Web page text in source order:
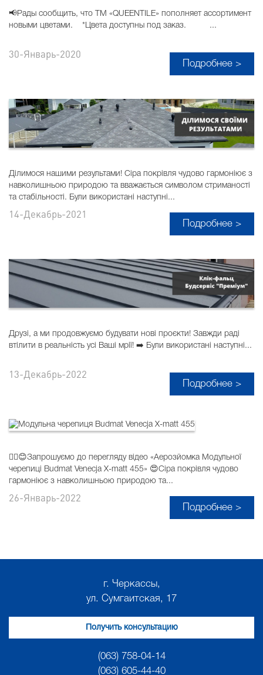
📢Рады сообщить, что ТМ «QUEENTILE» пополняет ассортимент
новыми цветами. *Цвета доступны под заказ. ...
30-Январь-2020
Подробнее >
Ділимося нашими результами! Сіра покрівля чудово гармоніює з
навколишньою природою та вважається символом стриманості
та стабільності. Були використані наступні...
14-Декабрь-2021
Подробнее >
Друзі, а ми продовжуємо будувати нові проєкти! Завжди раді
втілити в реальність усі Ваші мрії! ➡️ Були використані наступні...
13-Декабрь-2022
Подробнее >
✌🏻😊Запрошуємо до перегляду відео «Аерозйомка Модульної
черепиці Budmat Venecja X-matt 455» 😍Сіра покрівля чудово
гармоніює з навколишньою природою та...
26-Январь-2022
Подробнее >
г. Черкассы,
ул. Сумгаитская, 17
Получить консультацию
(063) 758-04-14
(063) 605-44-40